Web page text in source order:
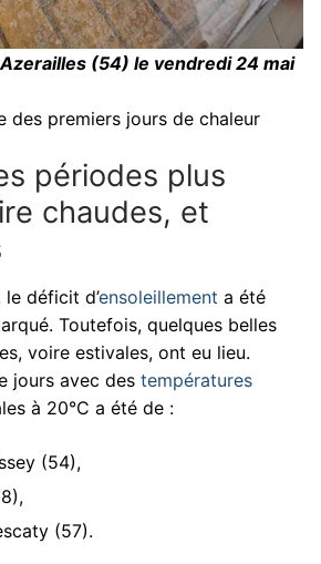
(54) le vendredi 24 mai
des premiers jours de chaleur
périodes plus
chaudes, et
déficit d’ensoleillement a été
Toutefois, quelques belles
voire estivales, ont eu lieu.
jours avec des températures
à 20°C a été de :
(54),
(57).